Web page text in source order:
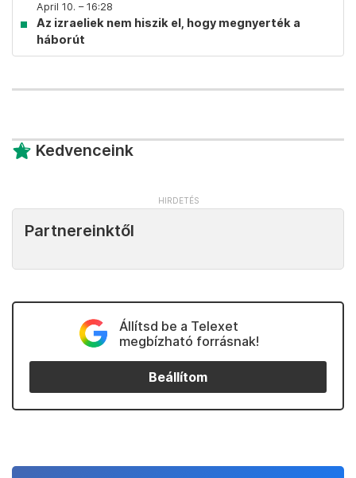
April 10. – 16:28
Az izraeliek nem hiszik el, hogy megnyerték a
háborút
Kedvenceink
Partnereinktől
Állítsd be a Telexet
megbízható forrásnak!
Beállítom